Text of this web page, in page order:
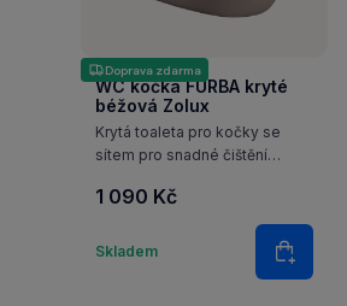
Doprava zdarma
WC kočka FURBA kryté
béžová Zolux
Krytá toaleta pro kočky se
sítem pro snadné čištění
1 090 Kč
Skladem
Množství
Do